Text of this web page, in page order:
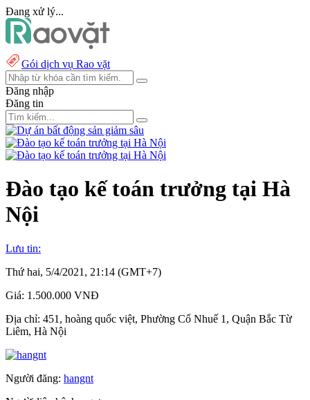
Đang xử lý...
Gói dịch vụ Rao vặt
Đăng nhập
Đăng tin
Đào tạo kế toán trưởng tại Hà
Nội
Lưu tin:
Thứ hai, 5/4/2021, 21:14 (GMT+7)
Giá: 1.500.000 VNĐ
Địa chỉ: 451, hoàng quốc việt, Phường Cổ Nhuế 1, Quận Bắc Từ
Liêm, Hà Nội
Người đăng: hangnt